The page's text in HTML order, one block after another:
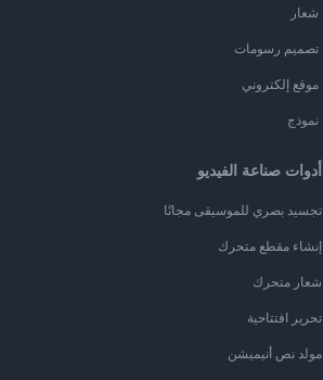
شعار
تصميم رسومات
موقع إلكتروني
نموذج
أدوات صناعة الفيديو
تجسيد بصري للموسيقى مجانًا
إنشاء مقطع متحرك
شعار متحرك
تحرير افتتاحية
مولد نص أنيميشن